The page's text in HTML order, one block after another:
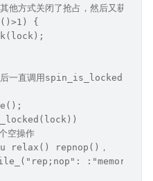
他方式关闭了抢占，然后又获取了
{
一直调用spin_is_locked判断自
空操作
relax() repnop()，
:"memory");。